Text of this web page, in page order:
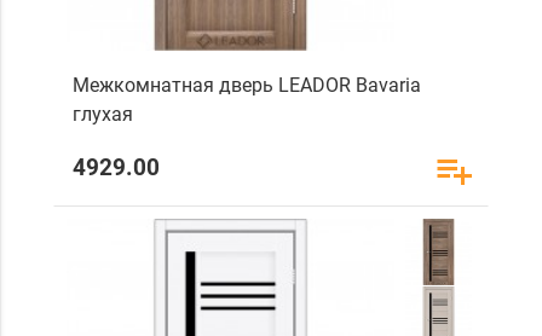
Межкомнатная дверь LEADOR Bavaria
глухая
4929.00